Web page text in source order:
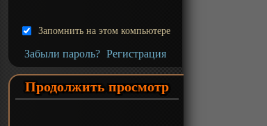
Запомнить на этом компьютере
Забыли пароль? Регистрация
Продолжить просмотр